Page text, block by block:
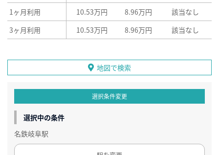
1ヶ月利用
10.53万円 8.96万円 該当なし
3ヶ月利用
10.53万円 8.96万円 該当なし
地図で検索
選択条件変更
選択中の条件
名鉄岐阜駅